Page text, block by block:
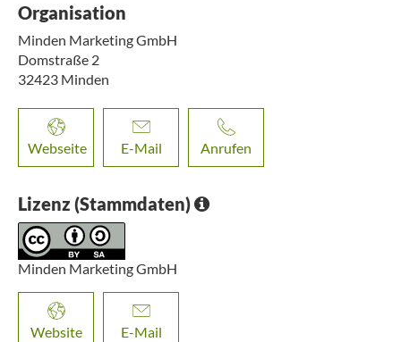
Organisation
Minden Marketing GmbH
Domstraße 2
32423 Minden
Webseite E-Mail Anrufen
Lizenz (Stammdaten)
Minden Marketing GmbH
Website E-Mail